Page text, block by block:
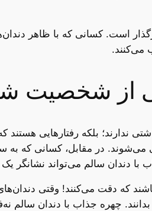
است. کسانی که با ظاهر
می‌کنند.
از
ندارند؛ بلکه رفتارهایی
در مقابل، کسانی که به
با دندان سالم می‌تواند
که دقت می‌کنند! وقتی
چهره جذاب با دندان سالم